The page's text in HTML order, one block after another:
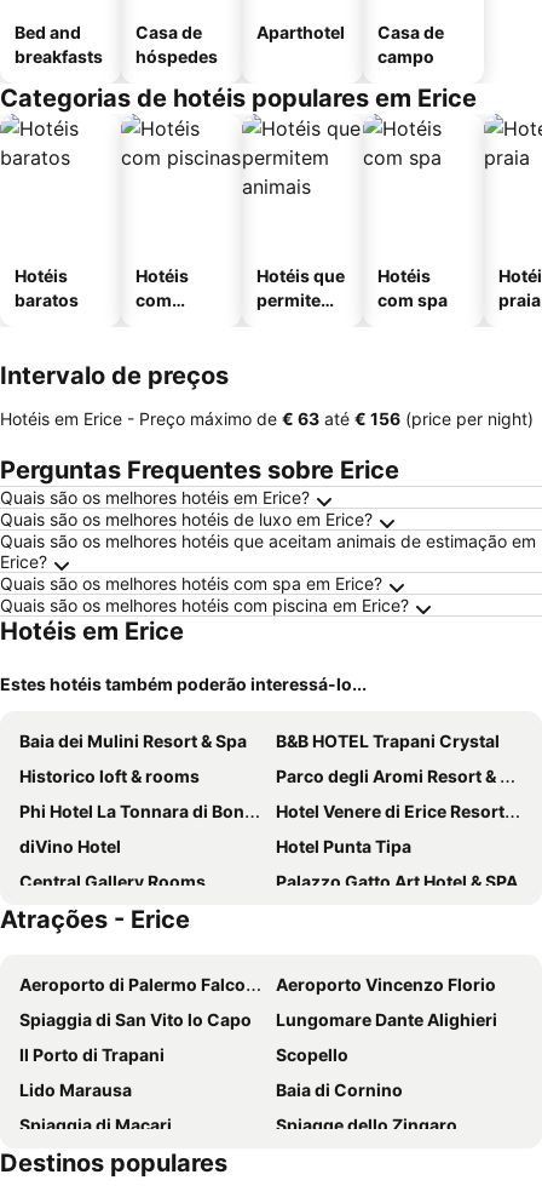
Bed and
breakfasts
Casa de
hóspedes
Aparthotel
Casa de
campo
Categorias de hotéis populares em Erice
Hotéis
baratos
Hotéis
com
Hotéis que
permitem
Hotéis
com spa
praia
Intervalo de preços
Hotéis em Erice - Preço máximo de ‎€ 63 até ‎€ 156 (price per night)
Perguntas Frequentes sobre Erice
Quais são os melhores hotéis em Erice?
Quais são os melhores hotéis de luxo em Erice?
Quais são os melhores hotéis que aceitam animais de estimação em
Erice?
Quais são os melhores hotéis com spa em Erice?
Quais são os melhores hotéis com piscina em Erice?
Hotéis em Erice
Estes hotéis também poderão interessá-lo...
Baia dei Mulini Resort & Spa
B&B HOTEL Trapani Crystal
Historico loft & rooms
Parco degli Aromi Resort & SPA
Phi Hotel La Tonnara di Bonagia
Hotel Venere di Erice Resort & Spa
diVino Hotel
Hotel Punta Tipa
Central Gallery Rooms
Palazzo Gatto Art Hotel & SPA
Villa Zina Family Resort
Casalicchio B&B
Hotel Moderno
Cala di Ponente
Hotel Trapani In
BADIA NUOVA Apart Hotel
Hotel San Michele
Hotel Baglio Catalano
Albergo Russo
B&B Cortile Di Venere
Firriato Hospitality - Baglio Sorìa
Bed & Breakfast Terrazze Villanova
Atrações - Erice
Aeroporto di Palermo Falcone E Borsellino
Aeroporto Vincenzo Florio
Spiaggia di San Vito lo Capo
Lungomare Dante Alighieri
Il Porto di Trapani
Scopello
Lido Marausa
Baia di Cornino
Spiaggia di Macari
Spiagge dello Zingaro
Praia Favignana
Destinos populares